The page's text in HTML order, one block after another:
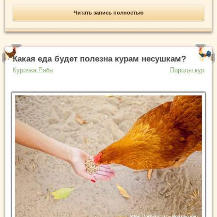
Читать запись полностью
Какая еда будет полезна курам несушкам?
Курочка Ряба Породы кур